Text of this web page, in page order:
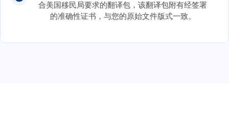
合美国移民局要求的翻译包，该翻译包附有经签署
的准确性证书，与您的原始文件版式一致。